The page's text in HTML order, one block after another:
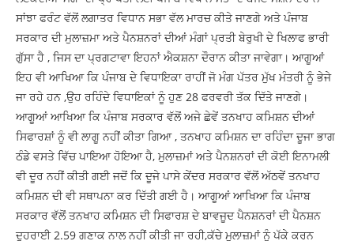
ਸਾਂਝਾ ਫਰੰਟ ਵੱਲੋਂ ਲਗਾਤਰ ਵਿਧਾਨ ਸਭਾ ਵੱਲ ਮਾਰਚ ਕੀਤੇ ਜਾਣਗੇ ਅਤੇ ਪੰਜਾਬ
ਸਰਕਾਰ ਦੀ ਮੁਲਾਜ਼ਮਾ ਅਤੇ ਪੈਨਸ਼ਨਰਾਂ ਦੀਆਂ ਮੰਗਾਂ ਪ੍ਰਤੀ ਬੇਰੁਖੀ ਦੇ ਖਿਲਾਫ ਭਾਰੀ
ਗੁੱਸਾ ਹੈ , ਜਿਸ ਦਾ ਪ੍ਰਗਟਾਵਾ ਇਹਨਾਂ ਐਕਸ਼ਨਾ ਦੌਰਾਨ ਕੀਤਾ ਜਾਵੇਗਾ। ਆਗੂਆਂ
ਇਹ ਵੀ ਆਖਿਆ ਕਿ ਪੰਜਾਬ ਦੇ ਵਿਧਾਇਕਾ ਰਾਹੀਂ ਜੋ ਮੰਗ ਪੱਤਰ ਮੁੱਖ ਮੰਤਰੀ ਨੂੰ ਭੇਜੇ
ਜਾ ਰਹੇ ਹਨ ,ਉਹ ਰਹਿੰਦੇ ਵਿਧਾਇਕਾਂ ਨੂੰ ਹੁਣ 28 ਫਰਵਰੀ ਤੱਕ ਦਿੱਤੇ ਜਾਣਗੇ।
ਆਗੂਆਂ ਆਖਿਆ ਕਿ ਪੰਜਾਬ ਸਰਕਾਰ ਵੱਲੋਂ ਅਜੇ ਛੇਵੇਂ ਤਨਖਾਹ ਕਮਿਸ਼ਨ ਦੀਆਂ
ਸਿਫਾਰਸ਼ਾਂ ਨੂੰ ਵੀ ਲਾਗੂ ਨਹੀਂ ਕੀਤਾ ਗਿਆ , ਤਨਖਾਹ ਕਮਿਸ਼ਨ ਦਾ ਰਹਿੰਦਾ ਦੂਜਾ ਭਾਗ
ਠੰਡੇ ਵਸਤੇ ਵਿੱਚ ਪਾਇਆ ਹੋਇਆ ਹੈ, ਮੁਲਾਜ਼ਮਾਂ ਅਤੇ ਪੈਨਸ਼ਨਰਾਂ ਦੀ ਕੋਈ ਇਨਾਮਲੀ
ਵੀ ਦੂਰ ਨਹੀਂ ਕੀਤੀ ਗਈ ਜਦੋਂ ਕਿ ਦੂਜੇ ਪਾਸੇ ਕੇਂਦਰ ਸਰਕਾਰ ਵੱਲੋਂ ਅੱਠਵੇਂ ਤਨਖਾਹ
ਕਮਿਸ਼ਨ ਦੀ ਵੀ ਸਥਾਪਨਾ ਕਰ ਦਿੱਤੀ ਗਈ ਹੈ। ਆਗੂਆਂ ਆਖਿਆ ਕਿ ਪੰਜਾਬ
ਸਰਕਾਰ ਵੱਲੋਂ ਤਨਖਾਹ ਕਮਿਸ਼ਨ ਦੀ ਸਿਫਾਰਸ਼ ਦੇ ਬਾਵਜੂਦ ਪੈਨਸ਼ਨਰਾਂ ਦੀ ਪੈਨਸ਼ਨ
ਦੁਹਰਾਈ 2.59 ਗਣਾਕ ਨਾਲ ਨਹੀਂ ਕੀਤੀ ਜਾ ਰਹੀ,ਕੱਚੇ ਮੁਲਾਜ਼ਮਾਂ ਨੂੰ ਪੱਕੇ ਕਰਨ